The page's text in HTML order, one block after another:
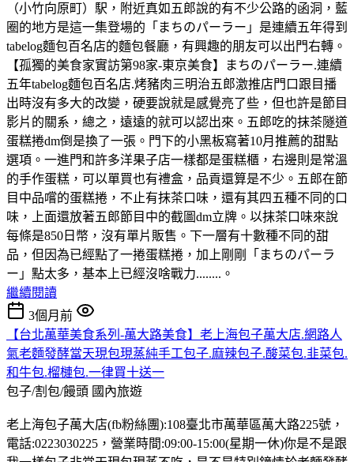
（小竹向原町）駅，附近真如五郎說的有不少公路的函洞，藍
圈的地方是這一集登場的「まちのパーラー」是連續五年得到
tabelog麵包百名店的麵包餐廳，有興趣的朋友可以出門右轉。
【孤獨的美食家實訪第98家-東京美食】まちのパーラー.連續
五年tabelog麵包百名店.烤豬肉三明治五郎激推店門口跟目播
出時沒有多大的改變，硬要說就是感覺亮了些，但也許是節目
影片的關系，總之，遠遠的就可以認出來。五郎吃的抹茶隧道
蛋糕捲dm倒是換了一張。門下的小黑板寫著10月推薦的甜點
選項。一進門和許多洋果子店一樣都是蛋糕櫃，右邊則是常溫
的手作蛋糕，可以單買也有禮盒，品貢還算是不少。五郎在節
目中品嚐的蛋糕捲，不止有抹茶口味，還有其四五種不同的口
味，上面還放著五郎節目中的截圖dm立牌。以抹茶口味來說
每條是850日幣，沒有單片販售。下一層有十數種不同的甜
品，但因為已經點了一捲蛋糕捲，加上剛剛「まちのパーラ
ー」點太多，基本上已經沒啥戰力........。
繼續閱讀
3個月前
【台北萬華美食系列-萬大路美食】老上海包子萬大店.網路人
氣老麵發酵當天現包現蒸純手工包子.麻辣包子.酸菜包.韭菜包.
和牛包.榴槤包.一律買十送一
包子/割包/饅頭 國內旅遊
老上海包子萬大店(fb粉絲團):108臺北市萬華區萬大路225號，
電話:0223030225，營業時間:09:00-15:00(星期一休)你是不是跟